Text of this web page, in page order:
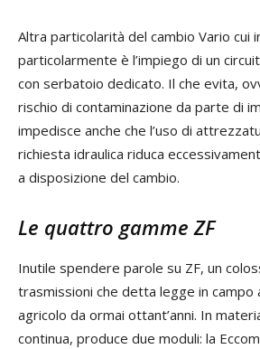
Altra particolarità del cambio Vario cui
particolarmente è l’impiego di un
con serbatoio dedicato. Il che evita,
rischio di contaminazione da parte di
impedisce anche che l’uso di
richiesta idraulica riduca
a disposizione del cambio.
Le quattro gamme ZF
Inutile spendere parole su ZF, un
trasmissioni che detta legge in campo
agricolo da ormai ottant’anni. In
continua, produce due moduli: la